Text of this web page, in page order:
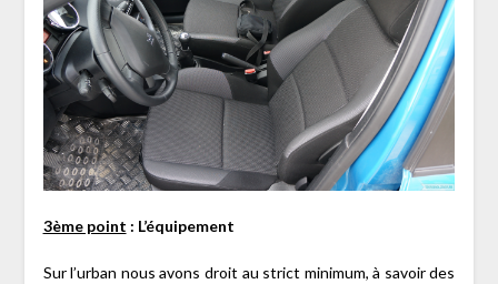
3ème point : L’équipement
Sur l’urban nous avons droit au strict minimum, à savoir des